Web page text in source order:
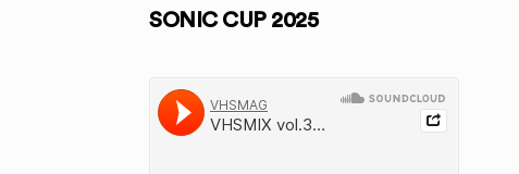
SONIC CUP 2025